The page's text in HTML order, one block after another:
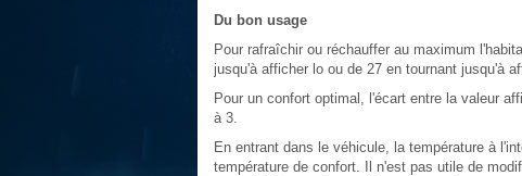
Du bon usage
Pour rafraîchir ou réchauffer au maximum
jusqu'à afficher lo ou de 27 en tournant jusqu'à
Pour un confort optimal, l'écart entre la valeur
à 3.
En entrant dans le véhicule, la température à
température de confort. Il n'est pas utile de